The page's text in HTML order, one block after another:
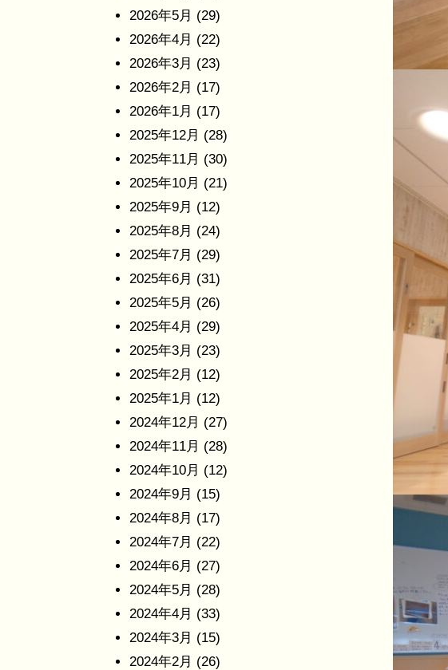
2026年5月 (29)
2026年4月 (22)
2026年3月 (23)
2026年2月 (17)
2026年1月 (17)
2025年12月 (28)
2025年11月 (30)
2025年10月 (21)
2025年9月 (12)
2025年8月 (24)
2025年7月 (29)
2025年6月 (31)
2025年5月 (26)
2025年4月 (29)
2025年3月 (23)
2025年2月 (12)
2025年1月 (12)
2024年12月 (27)
2024年11月 (28)
2024年10月 (12)
2024年9月 (15)
2024年8月 (17)
2024年7月 (22)
2024年6月 (27)
2024年5月 (28)
2024年4月 (33)
2024年3月 (15)
2024年2月 (26)